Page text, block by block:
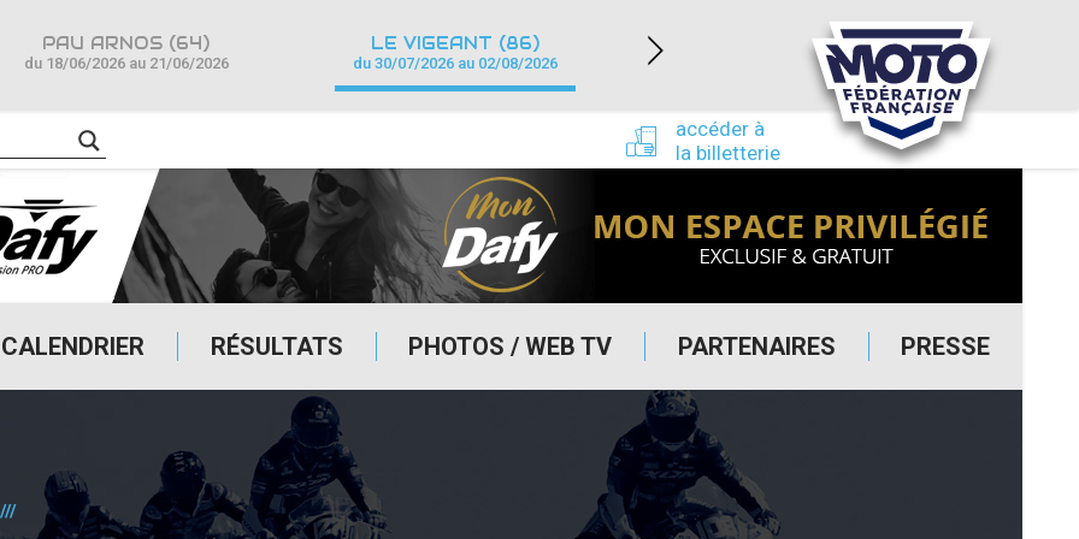
CALENDRIER RÉSULTATS PHOTOS / WEB TV PARTENAIRES PRESSE
accéder à
la billetterie
PAU ARNOS (64)
du 18/06/2026 au 21/06/2026
LE VIGEANT (86)
du 30/07/2026 au 02/08/2026
NEVERS MAGNY-COURS (58)
du 24/09/2026 au 27/09/2026